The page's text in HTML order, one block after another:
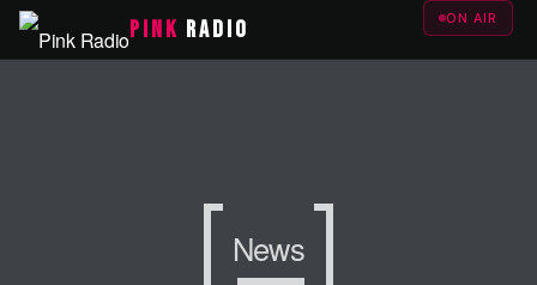
PINK RADIO ON AIR
News